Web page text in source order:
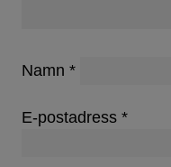
Namn *
E-postadress *